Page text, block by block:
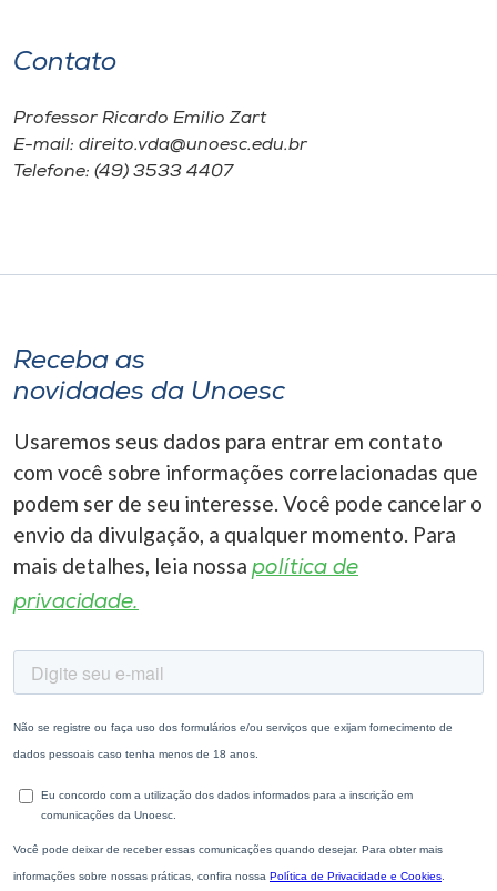
Contato
Professor Ricardo Emilio Zart
E-mail: direito.vda@unoesc.edu.br
Telefone: (49) 3533 4407
Receba as
novidades da Unoesc
Usaremos seus dados para entrar em contato
com você sobre informações correlacionadas que
podem ser de seu interesse. Você pode cancelar o
envio da divulgação, a qualquer momento. Para
mais detalhes, leia nossa política de
privacidade.